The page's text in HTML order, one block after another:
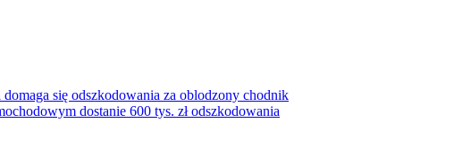
się odszkodowania za oblodzony chodnik
dostanie 600 tys. zł odszkodowania